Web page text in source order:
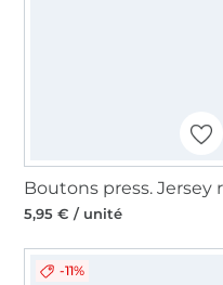
5,95 € / unité
-11%